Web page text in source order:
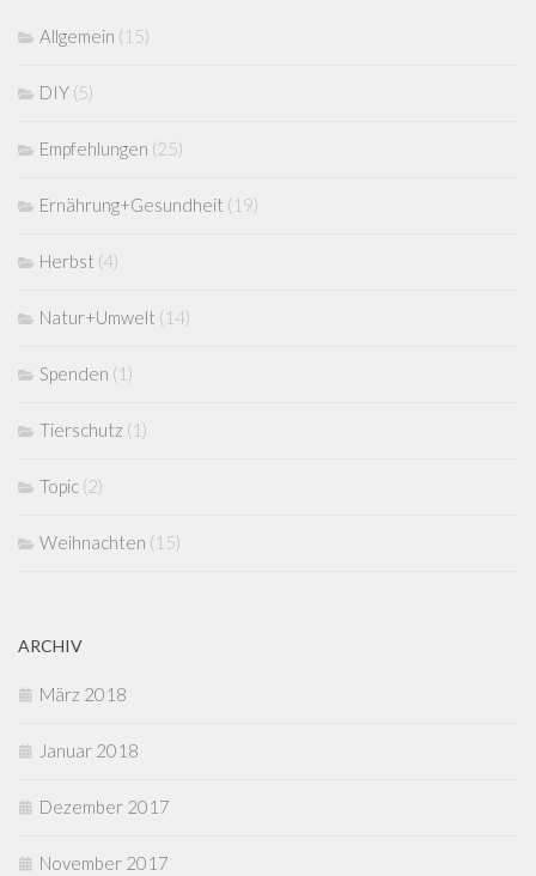
Allgemein (15)
DIY (5)
Empfehlungen (25)
Ernährung+Gesundheit (19)
Herbst (4)
Natur+Umwelt (14)
Spenden (1)
Tierschutz (1)
Topic (2)
Weihnachten (15)
ARCHIV
März 2018
Januar 2018
Dezember 2017
November 2017